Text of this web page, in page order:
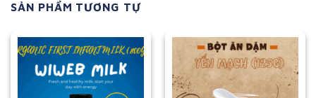
SẢN PHẨM TƯƠNG TỰ